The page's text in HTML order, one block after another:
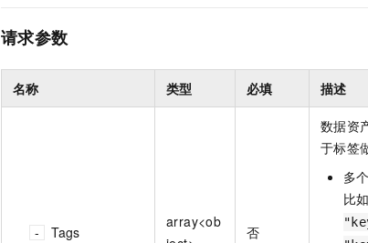
请求参数
名称 类型 必填 描述
Tags
array<ob
否
数据资
于标签
多
比如